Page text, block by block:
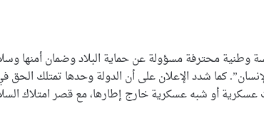
وطنية محترفة مسؤولة عن حماية البلاد وضمان أمنها
كما شدد الإعلان على أن الدولة وحدها تمتلك الحق
أو شبه عسكرية خارج إطارها، مع قصر امتلاك